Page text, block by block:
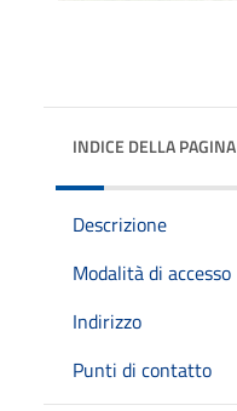
INDICE DELLA PAGINA
Descrizione
Modalità di accesso
Indirizzo
Punti di contatto